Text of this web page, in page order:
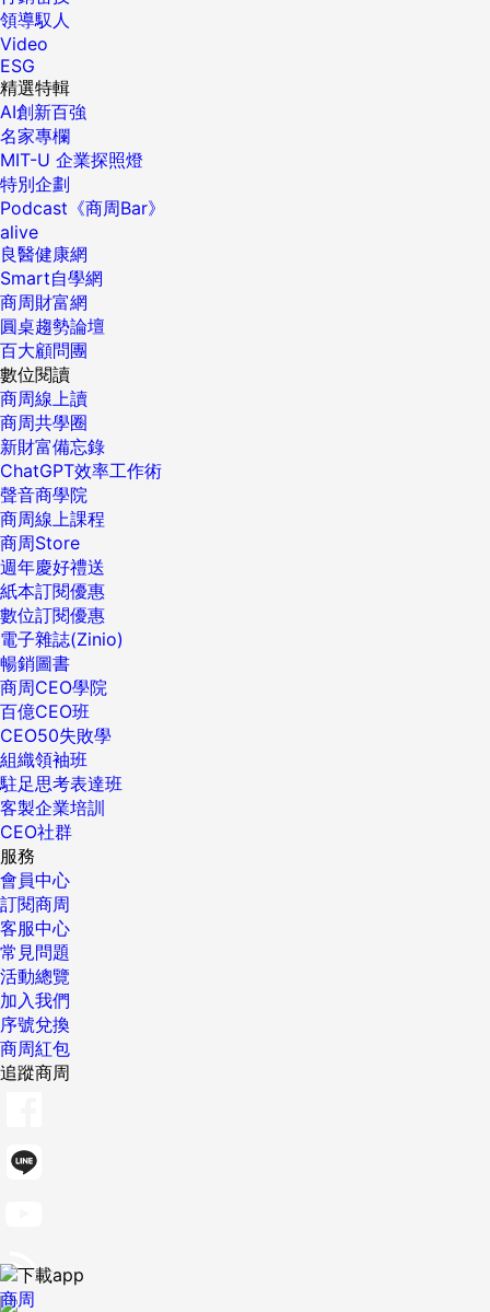
領導馭人
Video
ESG
精選特輯
AI創新百強
名家專欄
MIT-U 企業探照燈
特別企劃
Podcast《商周Bar》
alive
良醫健康網
Smart自學網
商周財富網
圓桌趨勢論壇
百大顧問團
數位閱讀
商周線上讀
商周共學圈
新財富備忘錄
ChatGPT效率工作術
聲音商學院
商周線上課程
商周Store
週年慶好禮送
紙本訂閱優惠
數位訂閱優惠
電子雜誌(Zinio)
暢銷圖書
商周CEO學院
百億CEO班
CEO50失敗學
組織領袖班
駐足思考表達班
客製企業培訓
CEO社群
服務
會員中心
訂閱商周
客服中心
常見問題
活動總覽
加入我們
序號兌換
商周紅包
追蹤商周
商周